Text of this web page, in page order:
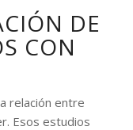
DE
CON
relación entre
Esos estudios